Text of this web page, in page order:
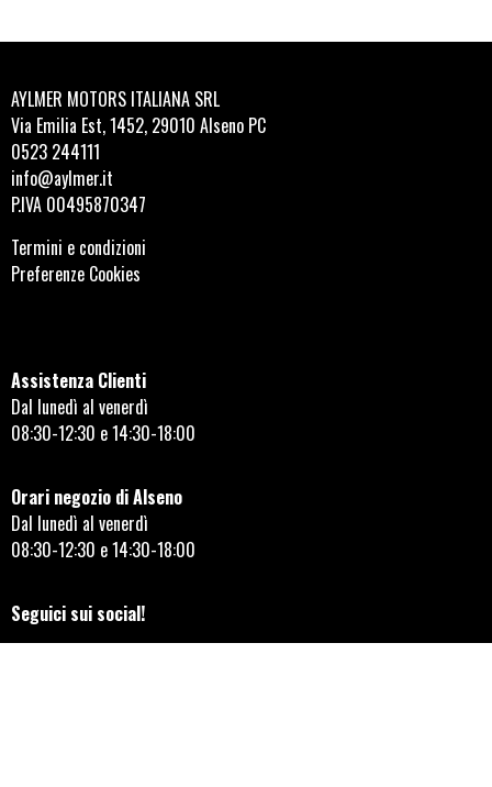
AYLMER MOTORS ITALIANA SRL
Via Emilia Est, 1452, 29010 Alseno PC
0523 244111
info@aylmer.it
P.IVA 00495870347
Termini e condizioni
Preferenze Cookies
Assistenza Clienti
Dal lunedì al venerdì
08:30-12:30 e 14:30-18:00
Orari negozio di Alseno
Dal lunedì al venerdì
08:30-12:30 e 14:30-18:00
Seguici sui social!